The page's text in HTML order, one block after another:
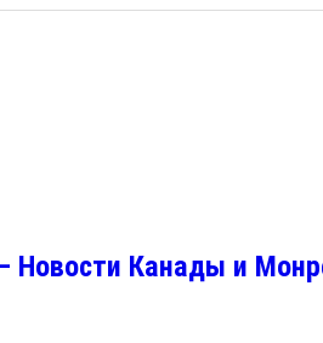
Новости Канады и